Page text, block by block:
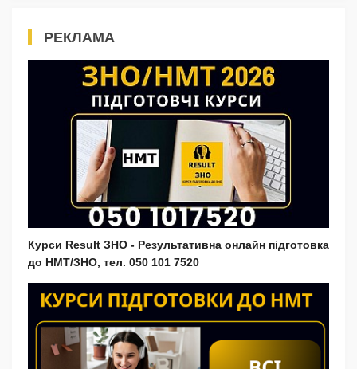
РЕКЛАМА
Курси Result ЗНО - Результативна онлайн підготовка
до НМТ/ЗНО, тел. 050 101 7520